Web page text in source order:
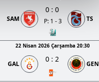
kullanılmaktadır. Bu
sunulması
ve sizlere yönelik
detaylı bilgi için Ayarlar
SAM
0 :0
P: 1 - 3 TS
22 Nisan 2026 Çarşamba 20:30
GAL
0 : 2
GEN